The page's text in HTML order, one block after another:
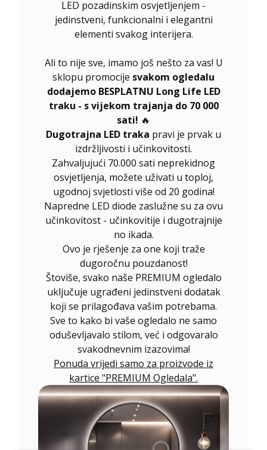
LED pozadinskim osvjetljenjem -
jedinstveni, funkcionalni i elegantni
elementi svakog interijera.
Ali to nije sve, imamo još nešto za vas! U
sklopu promocije svakom ogledalu
dodajemo BESPLATNU Long Life LED
traku - s vijekom trajanja do 70 000
sati! 🔥
Dugotrajna LED traka pravi je prvak u
izdržljivosti i učinkovitosti.
Zahvaljujući 70.000 sati neprekidnog
osvjetljenja, možete uživati u toploj,
ugodnoj svjetlosti više od 20 godina!
Napredne LED diode zaslužne su za ovu
učinkovitost - učinkovitije i dugotrajnije
no ikada.
Ovo je rješenje za one koji traže
dugoročnu pouzdanost!
Štoviše, svako naše PREMIUM ogledalo
uključuje ugrađeni jedinstveni dodatak
koji se prilagođava vašim potrebama.
Sve to kako bi vaše ogledalo ne samo
oduševljavalo stilom, već i odgovaralo
svakodnevnim izazovima!
Ponuda vrijedi samo za proizvode iz
kartice "PREMIUM Ogledala".